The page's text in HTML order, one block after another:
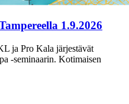
1.9.2026
ja Pro Kala järjestävät
-seminaarin. Kotimaisen